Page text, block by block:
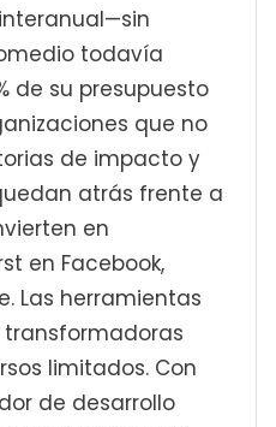
todavía
de su presupuesto
que no
de impacto y
atrás frente a
en
en Facebook,
Las herramientas
transformadoras
limitados. Con
de desarrollo